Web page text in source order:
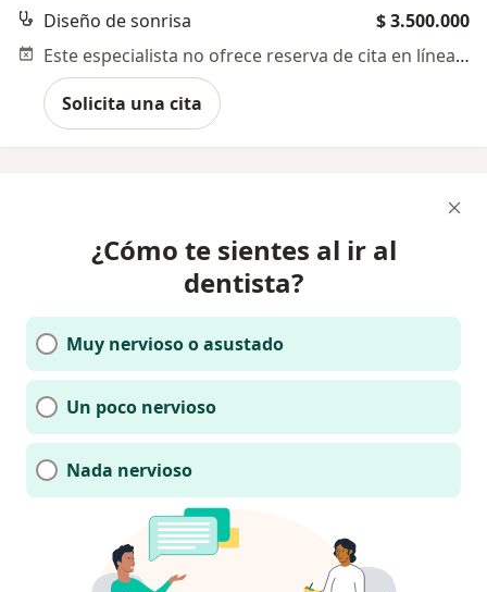
Diseño de sonrisa
$ 3.500.000
Este especialista no ofrece reserva de cita en línea en esta dirección.
Solicita una cita
¿Cómo te sientes al ir al
dentista?
Muy nervioso o asustado
Un poco nervioso
Nada nervioso